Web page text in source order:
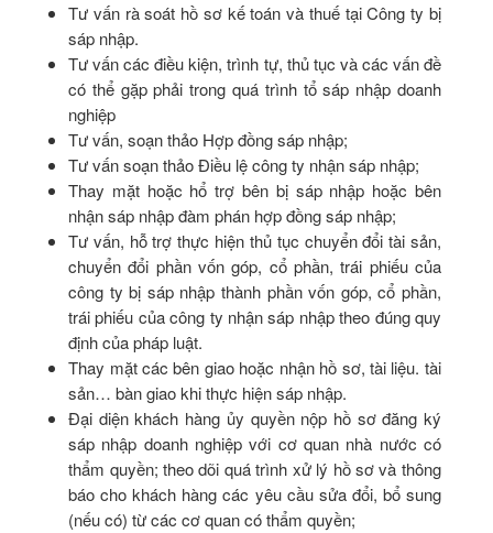
Tư vấn rà soát hồ sơ kế toán và thuế tại Công ty bị
sáp nhập.
Tư vấn các điều kiện, trình tự, thủ tục và các vấn đề
có thể gặp phải trong quá trình tổ sáp nhập doanh
nghiệp
Tư vấn, soạn thảo Hợp đồng sáp nhập;
Tư vấn soạn thảo Điều lệ công ty nhận sáp nhập;
Thay mặt hoặc hổ trợ bên bị sáp nhập hoặc bên
nhận sáp nhập đàm phán hợp đồng sáp nhập;
Tư vấn, hỗ trợ thực hiện thủ tục chuyển đổi tài sản,
chuyển đổi phần vốn góp, cổ phần, trái phiếu của
công ty bị sáp nhập thành phần vốn góp, cổ phần,
trái phiếu của công ty nhận sáp nhập theo đúng quy
định của pháp luật.
Thay mặt các bên giao hoặc nhận hồ sơ, tài liệu. tài
sản… bàn giao khi thực hiện sáp nhập.
Đại diện khách hàng ủy quyền nộp hồ sơ đăng ký
sáp nhập doanh nghiệp với cơ quan nhà nước có
thẩm quyền; theo dõi quá trình xử lý hồ sơ và thông
báo cho khách hàng các yêu cầu sửa đổi, bổ sung
(nếu có) từ các cơ quan có thẩm quyền;